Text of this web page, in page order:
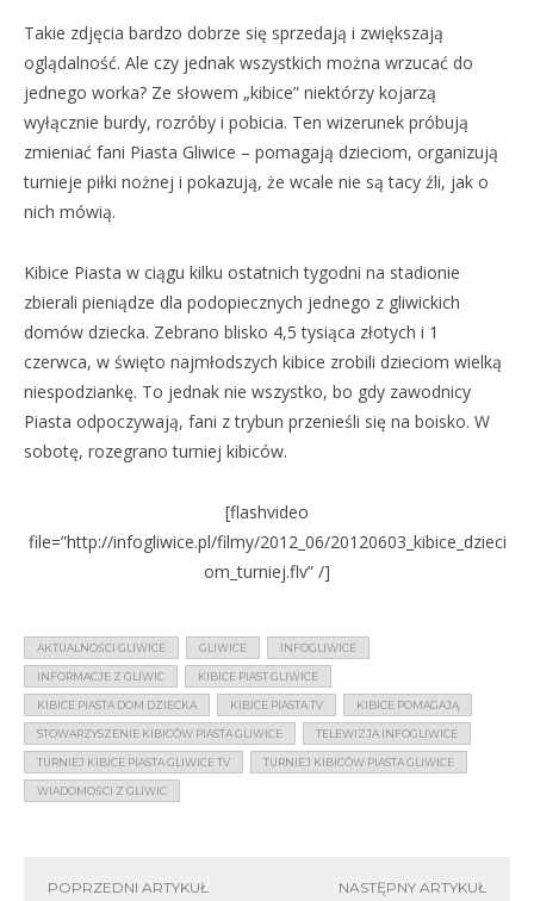
Takie zdjęcia bardzo dobrze się sprzedają i zwiększają
oglądalność. Ale czy jednak wszystkich można wrzucać do
jednego worka? Ze słowem „kibice” niektórzy kojarzą
wyłącznie burdy, rozróby i pobicia. Ten wizerunek próbują
zmieniać fani Piasta Gliwice – pomagają dzieciom, organizują
turnieje piłki nożnej i pokazują, że wcale nie są tacy źli, jak o
nich mówią.
Kibice Piasta w ciągu kilku ostatnich tygodni na stadionie
zbierali pieniądze dla podopiecznych jednego z gliwickich
domów dziecka. Zebrano blisko 4,5 tysiąca złotych i 1
czerwca, w święto najmłodszych kibice zrobili dzieciom wielką
niespodziankę. To jednak nie wszystko, bo gdy zawodnicy
Piasta odpoczywają, fani z trybun przenieśli się na boisko. W
sobotę, rozegrano turniej kibiców.
[flashvideo
file=”http://infogliwice.pl/filmy/2012_06/20120603_kibice_dzieci
om_turniej.flv” /]
AKTUALNOŚCI GLIWICE GLIWICE INFOGLIWICE
INFORMACJE Z GLIWIC KIBICE PIAST GLIWICE
KIBICE PIASTA DOM DZIECKA KIBICE PIASTA TV KIBICE POMAGAJĄ
STOWARZYSZENIE KIBICÓW PIASTA GLIWICE TELEWIZJA INFOGLIWICE
TURNIEJ KIBICE PIASTA GLIWICE TV TURNIEJ KIBICÓW PIASTA GLIWICE
WIADOMOŚCI Z GLIWIC
POPRZEDNI ARTYKUŁ NASTĘPNY ARTYKUŁ